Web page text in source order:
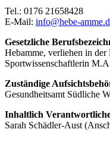
Tel.: 0176 21658428
E-Mail: info@hebe-
Gesetzliche
Hebamme, verliehen in
Sportwissenschaftlerin
Zuständige
Gesundheitsamt Südliche
Inhaltlich
Sarah Schädler-Aust